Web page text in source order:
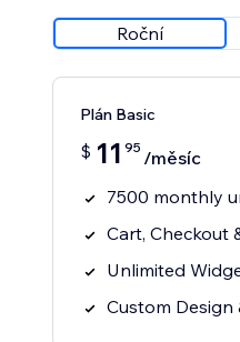
Roční
Plán Basic
$ 11 95 /měsíc
7500 monthly
Cart, Checkout
Unlimited
Custom Design